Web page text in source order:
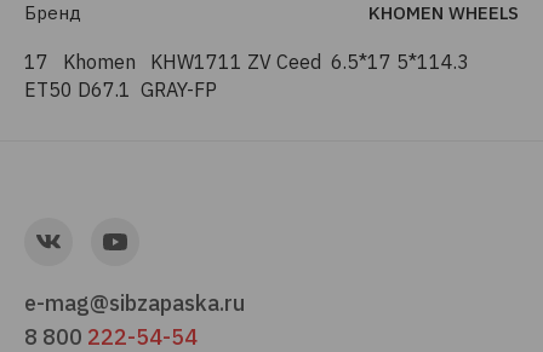
Бренд KHOMEN WHEELS
17 Khomen KHW1711 ZV Ceed 6.5*17 5*114.3
ET50 D67.1 GRAY-FP
e-mag@sibzapaska.ru
8 800 222-54-54